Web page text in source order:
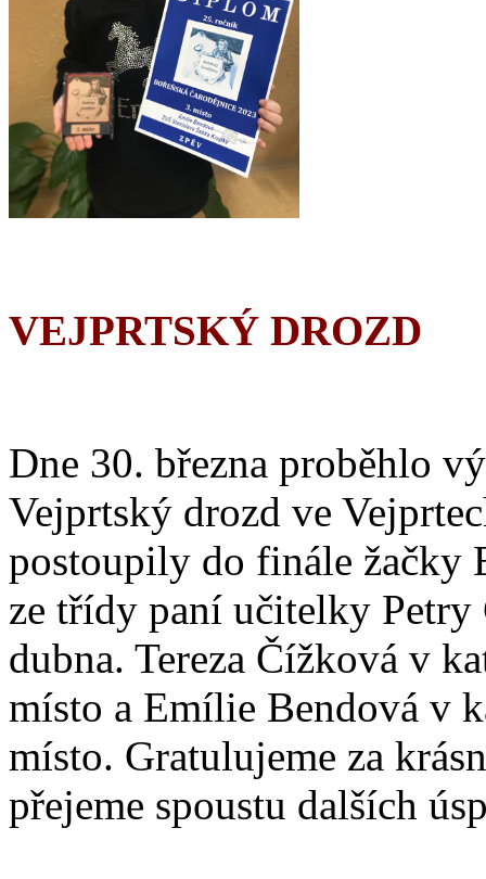
VEJPRTSKÝ DROZD
Dne 30. března proběhlo
Vejprtský drozd ve
postoupily do finále žačky
ze třídy paní učitelky
dubna. Tereza Čížková v
místo a Emílie Bendová v
místo. Gratulujeme za
přejeme spoustu dalších